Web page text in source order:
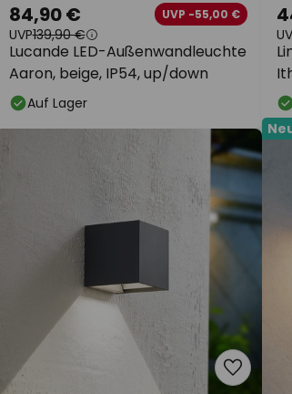
Lucande LED-Außenwandleuchte
Aaron, beige, IP54, up/down
84,90 € UVP -55,00 €
UVP139,90 €
Auf Lager